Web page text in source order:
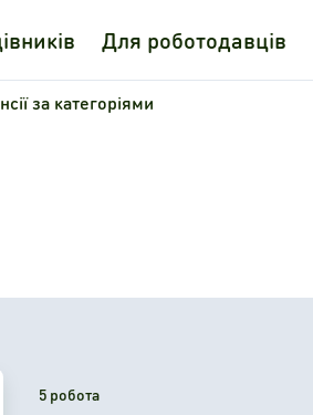
Для роботодавців
за категоріями
5 робота